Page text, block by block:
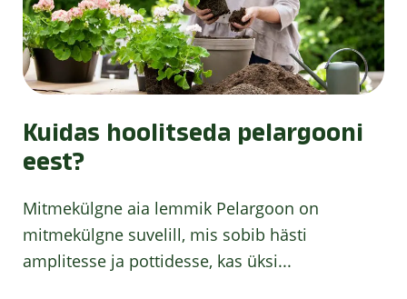
Kuidas hoolitseda pelargooni
eest?
Mitmekülgne aia lemmik Pelargoon on
mitmekülgne suvelill, mis sobib hästi
amplitesse ja pottidesse, kas üksi...